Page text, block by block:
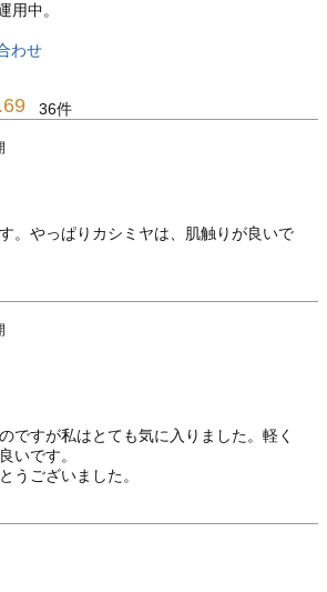
用中。
わせ
36
。やっぱりカシミヤは、肌触りが良いで
ですが私はとても気に入りました。軽く
いです。